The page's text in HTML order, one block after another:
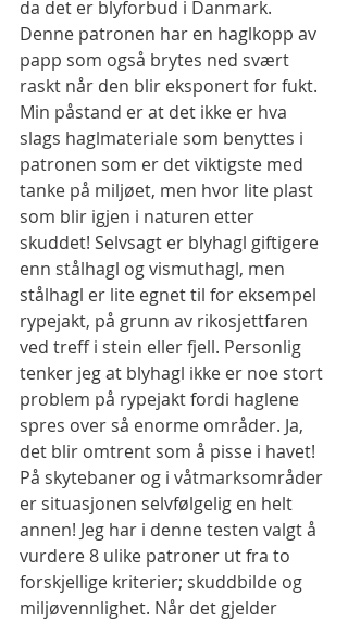
da det er blyforbud i Danmark.
Denne patronen har en haglkopp av
papp som også brytes ned svært
raskt når den blir eksponert for fukt.
Min påstand er at det ikke er hva
slags haglmateriale som benyttes i
patronen som er det viktigste med
tanke på miljøet, men hvor lite plast
som blir igjen i naturen etter
skuddet! Selvsagt er blyhagl giftigere
enn stålhagl og vismuthagl, men
stålhagl er lite egnet til for eksempel
rypejakt, på grunn av rikosjettfaren
ved treff i stein eller fjell. Personlig
tenker jeg at blyhagl ikke er noe stort
problem på rypejakt fordi haglene
spres over så enorme områder. Ja,
det blir omtrent som å pisse i havet!
På skytebaner og i våtmarksområder
er situasjonen selvfølgelig en helt
annen! Jeg har i denne testen valgt å
vurdere 8 ulike patroner ut fra to
forskjellige kriterier; skuddbilde og
miljøvennlighet. Når det gjelder